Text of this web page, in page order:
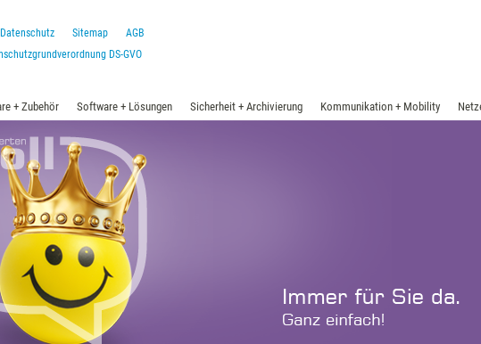
Datenschutz Sitemap
AGB
DS-GVO
+ Zubehör Software + Lösungen Sicherheit + Archivierung Kommunikation + Mobility